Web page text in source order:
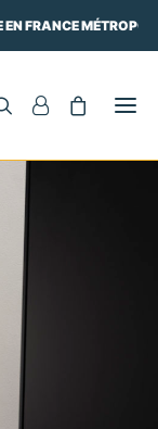
FRANCE